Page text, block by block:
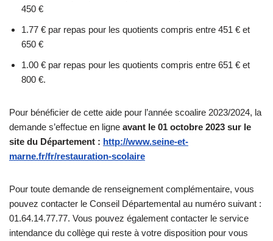
450 €
1.77 € par repas pour les quotients compris entre 451 € et
650 €
1.00 € par repas pour les quotients compris entre 651 € et
800 €.
Pour bénéficier de cette aide pour l’année scoalire 2023/2024, la
demande s’effectue en ligne avant le 01 octobre 2023 sur le
site du Département : http://www.seine-et-
marne.fr/fr/restauration-scolaire
Pour toute demande de renseignement complémentaire, vous
pouvez contacter le Conseil Départemental au numéro suivant :
01.64.14.77.77. Vous pouvez également contacter le service
intendance du collège qui reste à votre disposition pour vous